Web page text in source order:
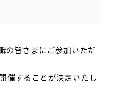
の皆さまにご参加いただ
催することが決定いたし